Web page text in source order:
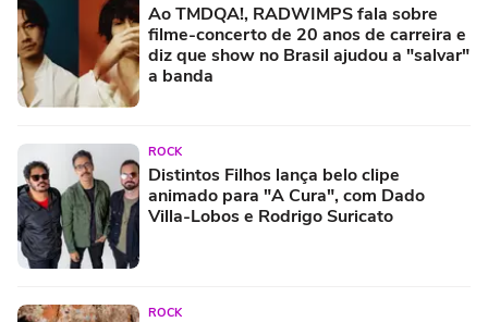
Ao TMDQA!, RADWIMPS fala sobre
filme-concerto de 20 anos de carreira e
diz que show no Brasil ajudou a "salvar"
a banda
ROCK
Distintos Filhos lança belo clipe
animado para "A Cura", com Dado
Villa-Lobos e Rodrigo Suricato
ROCK